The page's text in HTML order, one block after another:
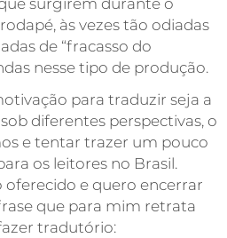
surgirem durante o
às vezes tão odiadas
de “fracasso do
nesse tipo de produção.
para traduzir seja a
diferentes perspectivas, o
e tentar trazer um pouco
os leitores no Brasil.
oferecido e quero encerrar
que para mim retrata
tradutório: